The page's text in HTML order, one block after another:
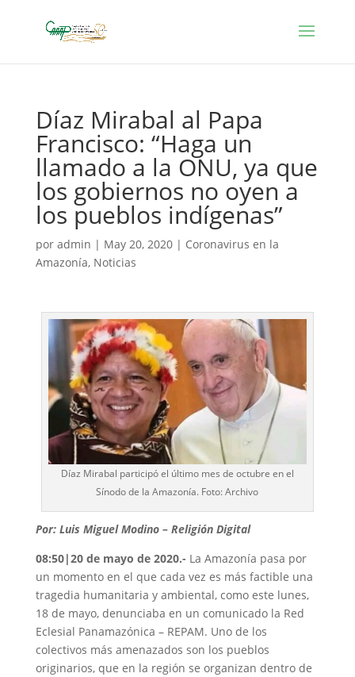
Díaz Mirabal al Papa
Francisco: “Haga un
llamado a la ONU, ya que
los gobiernos no oyen a
los pueblos indígenas”
por admin | May 20, 2020| Coronavirus en la
Amazonía, Noticias
Díaz Mirabal participó el último mes de octubre en el
Sínodo de la Amazonía. Foto: Archivo
Por: Luis Miguel Modino – Religión Digital
08:50|20 de mayo de 2020.- La Amazonía pasa por
un momento en el que cada vez es más factible una
tragedia humanitaria y ambiental, como este lunes,
18 de mayo, denunciaba en un comunicado la Red
Eclesial Panamazónica – REPAM. Uno de los
colectivos más amenazados son los pueblos
originarios, que en la región se organizan dentro de